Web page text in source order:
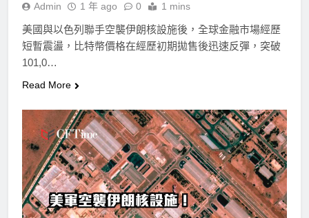
Admin 1 年 ago 0 1 mins
美國與以色列聯手空襲伊朗核設施後，全球金融市場經歷
短暫震盪，比特幣價格在經歷初期拋售後迅速反彈，突破
101,0…
Read More